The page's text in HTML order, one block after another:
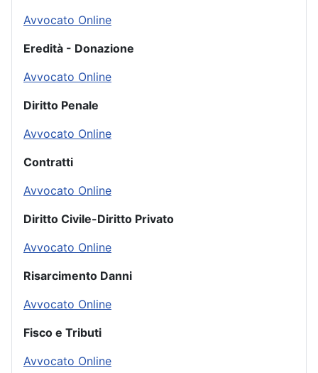
Avvocato Online
Eredità - Donazione
Avvocato Online
Diritto Penale
Avvocato Online
Contratti
Avvocato Online
Diritto Civile-Diritto Privato
Avvocato Online
Risarcimento Danni
Avvocato Online
Fisco e Tributi
Avvocato Online